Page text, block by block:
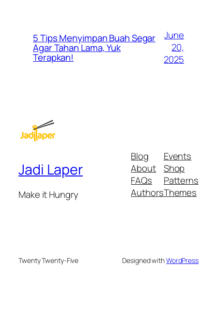
5 Tips Menyimpan Buah Segar
Agar Tahan Lama, Yuk
Terapkan!
June
20,
2025
Jadi Laper
Make it Hungry
Blog
About
FAQs
Authors
Events
Shop
Patterns
Themes
Twenty Twenty-Five Designed withWordPress